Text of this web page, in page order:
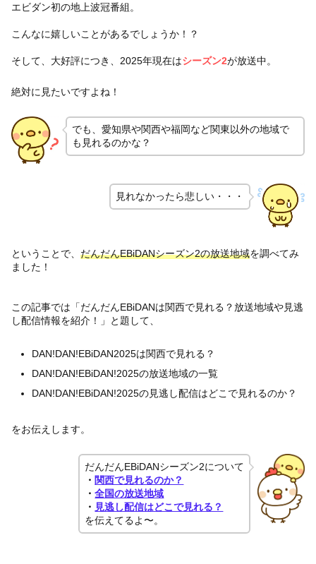
エビダン初の地上波冠番組。
こんなに嬉しいことがあるでしょうか！？
そして、大好評につき、2025年現在はシーズン2が放送中。
絶対に見たいですよね！
でも、愛知県や関西や福岡など関東以外の地域で
も見れるのかな？
見れなかったら悲しい・・・
ということで、 だんだんEBiDANシーズン2の放送地域を調べてみ
ました！
この記事では「だんだんEBiDANは関西で見れる？放送地域や見逃
し配信情報を紹介！」と題して、
DAN!DAN!EBiDAN2025は関西で見れる？
DAN!DAN!EBiDAN!2025の放送地域の一覧
DAN!DAN!EBiDAN!2025の見逃し配信はどこで見れるのか？
をお伝えします。
だんだんEBiDANシーズン2について
・ 関西で見れるのか？
・全国の放送地域
・ 見逃し配信はどこで見れる？
を伝えてるよ〜。